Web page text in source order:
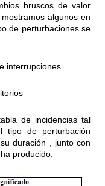
bruscos de valor
algunos en
de perturbaciones se
interrupciones.
de incidencias tal
de perturbación
duración , junto con
producido.